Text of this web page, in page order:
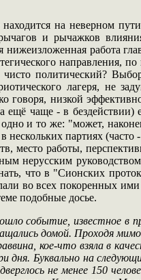
находится на неверном
и рычажков
работа
направления,
политический?
лагеря, не
говоря, низкой
ещё чаще - в
и то же: "может,
партиях
место работы,
нерусским
что в "Сионских
во всех покоренных
подобные досье.
событие, известное в
домой. Проходя мимо
кое-что взяла в
дня. Буквально на
не менее 150